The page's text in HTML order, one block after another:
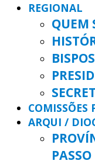
REGIONAL
QUEM
BISPOS
COMISSÕES
ARQUI /